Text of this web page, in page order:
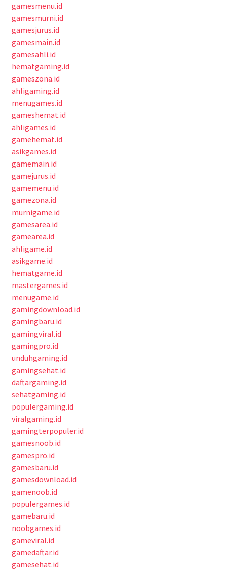
gamesmenu.id
gamesmurni.id
gamesjurus.id
gamesmain.id
gamesahli.id
hematgaming.id
gameszona.id
ahligaming.id
menugames.id
gameshemat.id
ahligames.id
gamehemat.id
asikgames.id
gamemain.id
gamejurus.id
gamemenu.id
gamezona.id
murnigame.id
gamesarea.id
gamearea.id
ahligame.id
asikgame.id
hematgame.id
mastergames.id
menugame.id
gamingdownload.id
gamingbaru.id
gamingviral.id
gamingpro.id
unduhgaming.id
gamingsehat.id
daftargaming.id
sehatgaming.id
populergaming.id
viralgaming.id
gamingterpopuler.id
gamesnoob.id
gamespro.id
gamesbaru.id
gamesdownload.id
gamenoob.id
populergames.id
gamebaru.id
noobgames.id
gameviral.id
gamedaftar.id
gamesehat.id